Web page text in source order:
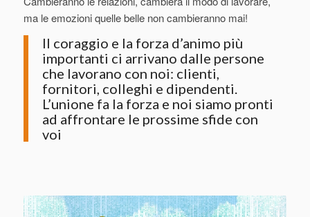
ma le emozioni quelle belle non cambieranno mai!
Il coraggio e la forza d’animo più
importanti ci arrivano dalle persone
che lavorano con noi: clienti,
fornitori, colleghi e dipendenti.
L’unione fa la forza e noi siamo pronti
ad affrontare le prossime sfide con
voi